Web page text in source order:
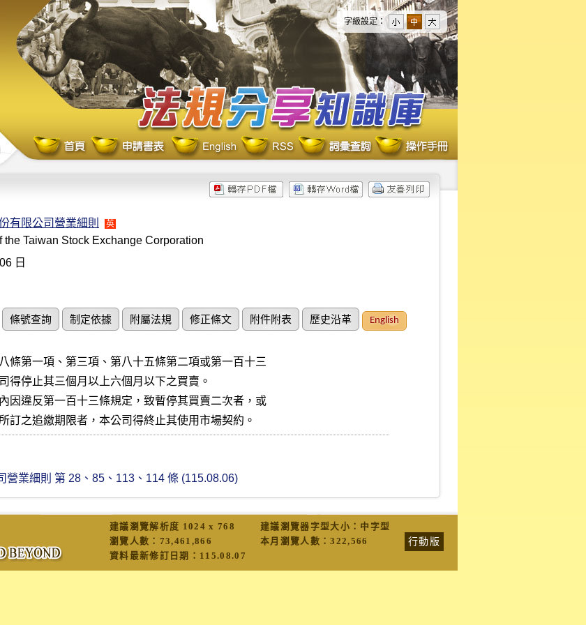
字級設定：
有限公司營業細則 英
the Taiwan Stock Exchange Corporation
日
條號查詢 制定依據 附屬法規 修正條文 附件附表 歷史沿革 English
條第一項、第三項、第八十五條第二項或第一百十三
得停止其三個月以上六個月以下之買賣。
因違反第一百十三條規定，致暫停其買賣二次者，或
訂之追繳期限者，本公司得終止其使用市場契約。
營業細則 第 28、85、113、114 條 (115.08.06)
建議瀏覽解析度 1024 x 768 建議瀏覽器字型大小：中字型
行動版
瀏覽人數： 73,461,866 本月瀏覽人數：322,566
資料最新修訂日期： 115.08.07